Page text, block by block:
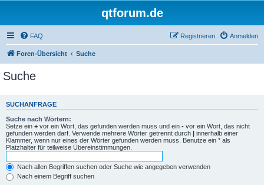
qtforum.de
FAQ Anmelden
Registrieren
Foren-Übersicht Suche
Suche
SUCHANFRAGE
Suche nach Wörtern:
Setze ein + vor ein Wort, das gefunden werden muss und ein - vor ein Wort, das nicht
gefunden werden darf. Verwende mehrere Wörter getrennt durch | innerhalb einer
Klammer, wenn nur eines der Wörter gefunden werden muss. Benutze ein * als
Platzhalter für teilweise Übereinstimmungen.
Nach allen Begriffen suchen oder Suche wie angegeben verwenden
Nach einem Begriff suchen